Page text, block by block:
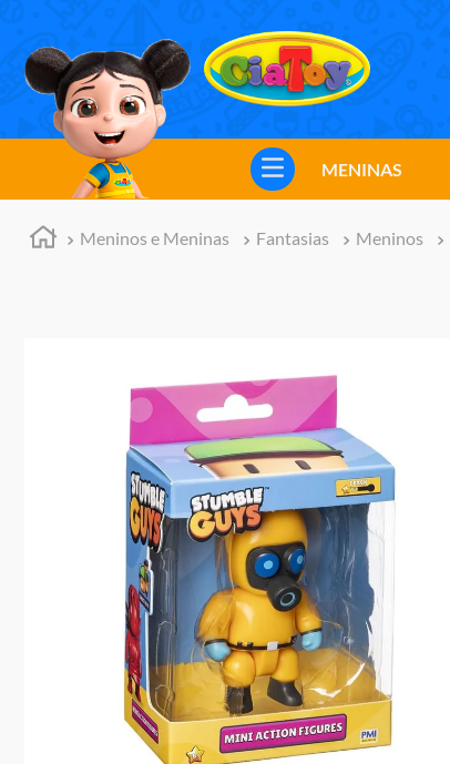
MENINAS
Meninos e Meninas Fantasias Meninos
TERMOS MAIS BUSCADOS
meninos
marvel legends
barbie